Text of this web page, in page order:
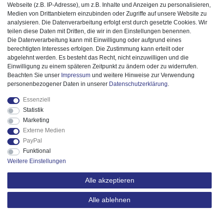
Webseite (z.B. IP-Adresse), um z.B. Inhalte und Anzeigen zu personalisieren,
Medien von Drittanbietern einzubinden oder Zugriffe auf unsere Website zu
analysieren. Die Datenverarbeitung erfolgt erst durch gesetzte Cookies. Wir
teilen diese Daten mit Dritten, die wir in den Einstellungen benennen.
Die Datenverarbeitung kann mit Einwilligung oder aufgrund eines
berechtigten Interesses erfolgen. Die Zustimmung kann erteilt oder
abgelehnt werden. Es besteht das Recht, nicht einzuwilligen und die
Einwilligung zu einem späteren Zeitpunkt zu ändern oder zu widerrufen.
Beachten Sie unser Impressum und weitere Hinweise zur Verwendung
personenbezogener Daten in unserer Daten­schutz­erklärung.
Essenziell
Statistik
Marketing
Externe Medien
PayPal
Funktional
Weitere Einstellungen
Alle akzeptieren
Alle ablehnen